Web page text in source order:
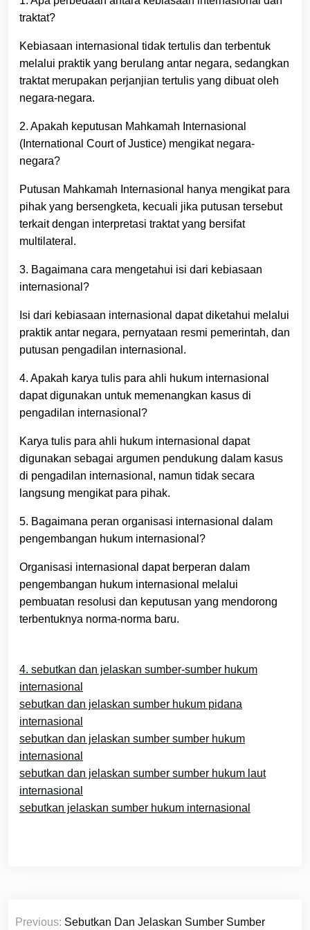
traktat?
Kebiasaan internasional tidak tertulis dan terbentuk
melalui praktik yang berulang antar negara, sedangkan
traktat merupakan perjanjian tertulis yang dibuat oleh
negara-negara.
2. Apakah keputusan Mahkamah Internasional
(International Court of Justice) mengikat negara-
negara?
Putusan Mahkamah Internasional hanya mengikat para
pihak yang bersengketa, kecuali jika putusan tersebut
terkait dengan interpretasi traktat yang bersifat
multilateral.
3. Bagaimana cara mengetahui isi dari kebiasaan
internasional?
Isi dari kebiasaan internasional dapat diketahui melalui
praktik antar negara, pernyataan resmi pemerintah, dan
putusan pengadilan internasional.
4. Apakah karya tulis para ahli hukum internasional
dapat digunakan untuk memenangkan kasus di
pengadilan internasional?
Karya tulis para ahli hukum internasional dapat
digunakan sebagai argumen pendukung dalam kasus
di pengadilan internasional, namun tidak secara
langsung mengikat para pihak.
5. Bagaimana peran organisasi internasional dalam
pengembangan hukum internasional?
Organisasi internasional dapat berperan dalam
pengembangan hukum internasional melalui
pembuatan resolusi dan keputusan yang mendorong
terbentuknya norma-norma baru.
4. sebutkan dan jelaskan sumber-sumber hukum
internasional
sebutkan dan jelaskan sumber hukum pidana
internasional
sebutkan dan jelaskan sumber sumber hukum
internasional
sebutkan dan jelaskan sumber sumber hukum laut
internasional
sebutkan jelaskan sumber hukum internasional
Navigasi
Previous: Sebutkan Dan Jelaskan Sumber Sumber